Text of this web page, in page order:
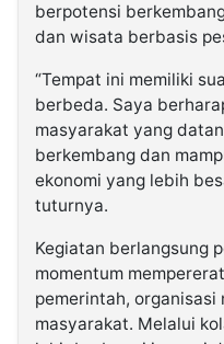
berpotensi
dan wisata berbasis
“Tempat ini memiliki
berbeda. Saya
masyarakat yang
berkembang dan
ekonomi yang lebih
tuturnya.
Kegiatan berlangsung
momentum
pemerintah, organisasi
masyarakat. Melalui